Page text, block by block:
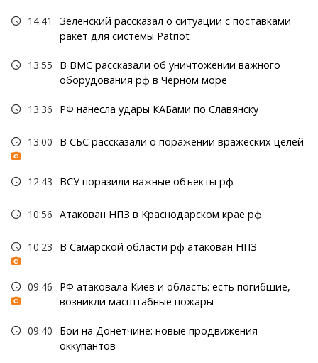
14:41
Зеленский рассказал о ситуации с поставками
ракет для системы Patriot
13:55
В ВМС рассказали об уничтожении важного
оборудования рф в Черном море
13:36 РФ нанесла удары КАБами по Славянску
13:00 В СБС рассказали о поражении вражеских целей
12:43 ВСУ поразили важные объекты рф
10:56 Атакован НПЗ в Краснодарском крае рф
10:23 В Самарской области рф атакован НПЗ
09:46
РФ атаковала Киев и область: есть погибшие,
возникли масштабные пожары
09:40
Бои на Донетчине: новые продвижения
оккупантов